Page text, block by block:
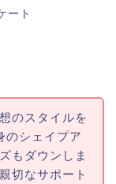
ート
のスタイルを
のシェイプア
もダウンしま
切なサポート